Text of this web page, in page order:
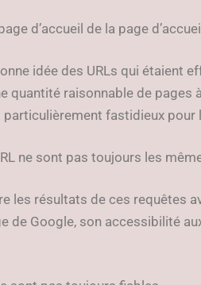
d’accueil de la page
idée des URLs qui étaient
quantité raisonnable de pages
fastidieux pour
ne sont pas toujours les
les résultats de ces requêtes
de Google, son accessibilité